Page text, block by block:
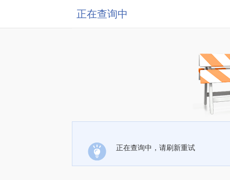
正在查询中
正在查询中，请刷新重试